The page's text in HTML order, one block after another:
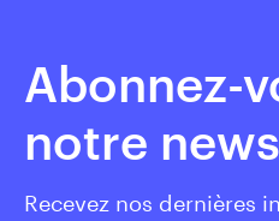
Abonnez-
notre
Recevez nos dernières